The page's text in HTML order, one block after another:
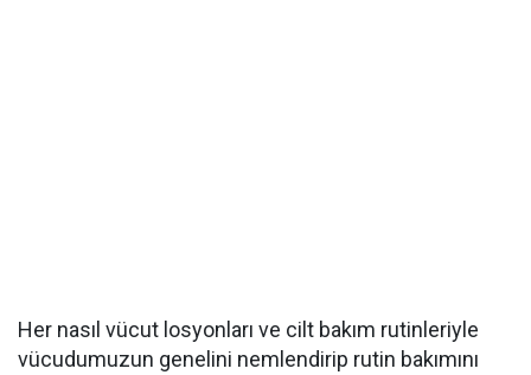
Her nasıl vücut losyonları ve cilt bakım rutinleriyle
vücudumuzun genelini nemlendirip rutin bakımını